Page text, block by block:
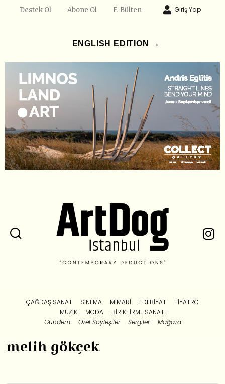
Destek Ol Abone Ol E-Bülten Giriş Yap
ENGLISH EDITION →
ÇAĞDAŞ SANAT SINEMA MIMARI EDEBIYAT
TIYATRO
MÜZIK
MODA
BIRIKTIRME SANATI
Gündem
Özel Söyleşiler Sergiler Mağaza
melih gökçek